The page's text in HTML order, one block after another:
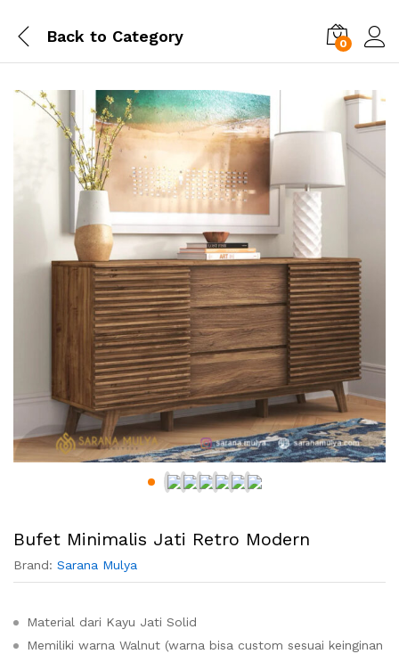
Back to Category 0
Bufet Minimalis Jati Retro Modern
Brand: Sarana Mulya
Material dari Kayu Jati Solid
Memiliki warna Walnut (warna bisa custom sesuai keinginan